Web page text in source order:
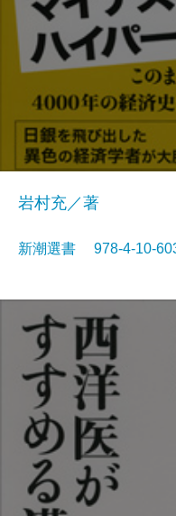
岩村充／著
新潮選書 978-4-10-